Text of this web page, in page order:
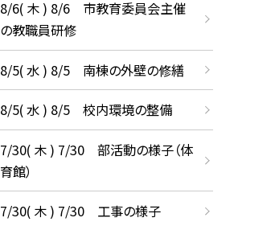
8/6( 木 ) 8/6 市教育委員会主催
の教職員研修
8/5( 水 ) 8/5 南棟の外壁の修繕
8/5( 水 ) 8/5 校内環境の整備
7/30( 木 ) 7/30 部活動の様子（体
育館）
7/30( 木 ) 7/30 工事の様子